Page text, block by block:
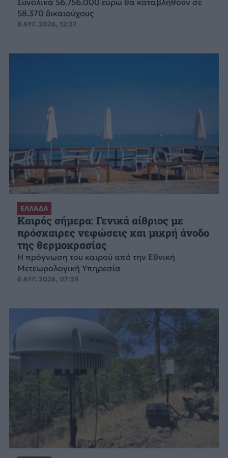
Συνολικά 56.756.000 ευρώ θα καταβληθούν σε
58.370 δικαιούχους
8 ΑΥΓ. 2026, 12:27
ΕΛΛΑΔΑ
Καιρός σήμερα: Γενικά αίθριος με
πρόσκαιρες νεφώσεις και μικρή άνοδο
της θερμοκρασίας
Η πρόγνωση του καιρού από την Εθνική
Μετεωρολογική Υπηρεσία
8 ΑΥΓ. 2026, 07:39